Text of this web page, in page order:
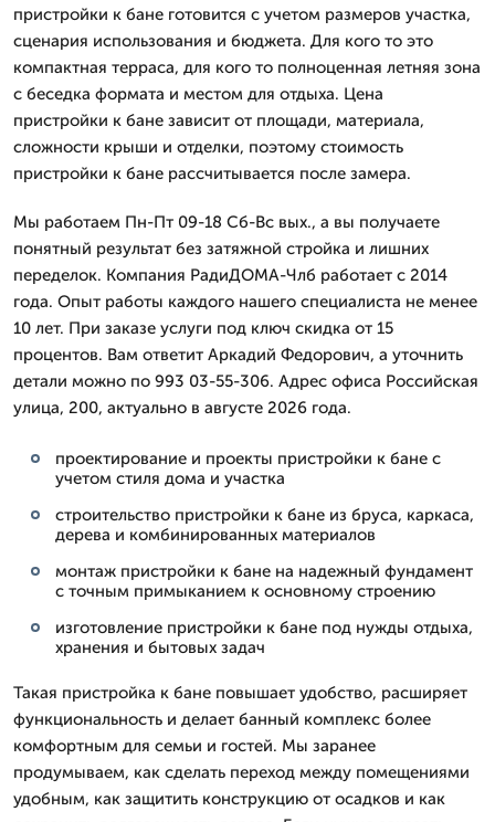
пристройки к бане готовится с учетом размеров участка,
сценария использования и бюджета. Для кого то это
компактная терраса, для кого то полноценная летняя зона
с беседка формата и местом для отдыха. Цена
пристройки к бане зависит от площади, материала,
сложности крыши и отделки, поэтому стоимость
пристройки к бане рассчитывается после замера.
Мы работаем Пн-Пт 09-18 Сб-Вс вых., а вы получаете
понятный результат без затяжной стройка и лишних
переделок. Компания РадиДОМА-Члб работает с 2014
года. Опыт работы каждого нашего специалиста не менее
10 лет. При заказе услуги под ключ скидка от 15
процентов. Вам ответит Аркадий Федорович, а уточнить
детали можно по 993 03-55-306. Адрес офиса Российская
улица, 200, актуально в августе 2026 года.
проектирование и проекты пристройки к бане с
учетом стиля дома и участка
строительство пристройки к бане из бруса, каркаса,
дерева и комбинированных материалов
монтаж пристройки к бане на надежный фундамент
с точным примыканием к основному строению
изготовление пристройки к бане под нужды отдыха,
хранения и бытовых задач
Такая пристройка к бане повышает удобство, расширяет
функциональность и делает банный комплекс более
комфортным для семьи и гостей. Мы заранее
продумываем, как сделать переход между помещениями
удобным, как защитить конструкцию от осадков и как